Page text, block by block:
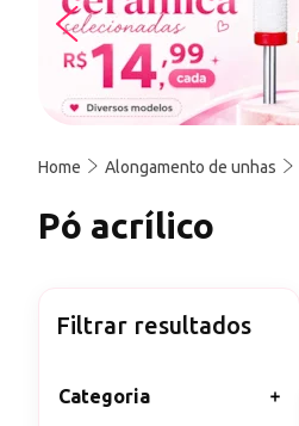
Home Alongamento de unhas
Pó acrílico
Filtrar resultados
Categoria